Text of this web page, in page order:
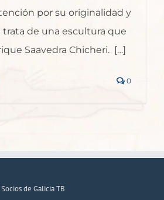
por su originalidad y
trata de una escultura que
Saavedra Chicheri. […]
0
Socios de Galicia TB